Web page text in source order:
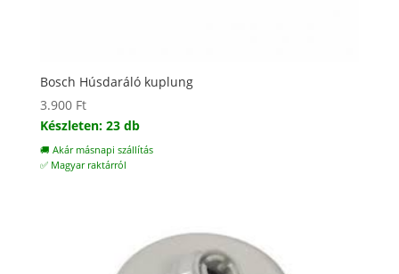
Bosch Húsdaráló kuplung
3.900 Ft
Készleten: 23 db
🚚 Akár másnapi szállítás
✅ Magyar raktárról